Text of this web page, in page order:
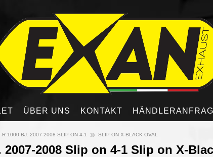
ÜBER UNS KONTAKT
R 1000 BJ. 2007-2008 SLIP ON 4-1 » SLIP ON X-BLACK OVAL
2007-2008 Slip on 4-1 Slip on X-